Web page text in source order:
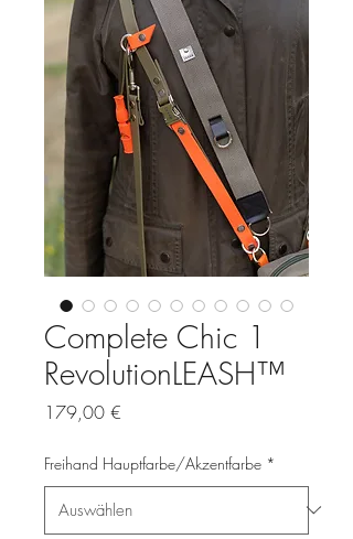
Complete Chic 1
RevolutionLEASH™
179,00 €
Freihand Hauptfarbe/Akzentfarbe *